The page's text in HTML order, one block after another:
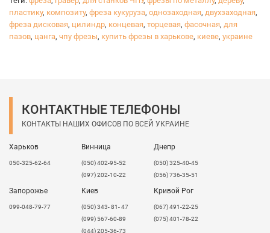
используются для обработки мягких материалов, также
допускается обработка мягких металлов.
Серия AA– фрезы изготовлены из сплава K55UF и
используются для обработки твердых материалов и
J – граверы конические торцевые.
Конические граверы применяется для обработки мелких
3D элементов рельефа или рельефа с высокой
при снятии фаски и т. д. Применяют для обработки
многослойных пластиков, акрила, ПВХ, твердой
древесины, МДФ и др.
YDJ - граверы сферические
Конические сферические (радиусные) граверы
применяются для обработки мелких 3D элементов
пластику, композиту, фреза кукуруза, однозаходная, двухзаходная,
фреза дисковая, цилиндр, концевая, торцевая, фасочная, для
пазов, цанга, чпу фрезы, купить фрезы в харькове, киеве, украине
КОНТАКТНЫЕ ТЕЛЕФОНЫ
КОНТАКТЫ НАШИХ ОФИСОВ ПО ВСЕЙ УКРАИНЕ
Харьков
050-325-62-64
Винница
(050) 402-95-52
(097) 202-10-22
Днепр
(050) 325-40-45
(056) 736-35-51
Запорожье
099-048-79-77
Киев
(050) 343- 81- 47
(099) 567-60-89
(044) 205-36-73
Кривой Рог
(067) 491-22-25
(075) 401-78-22